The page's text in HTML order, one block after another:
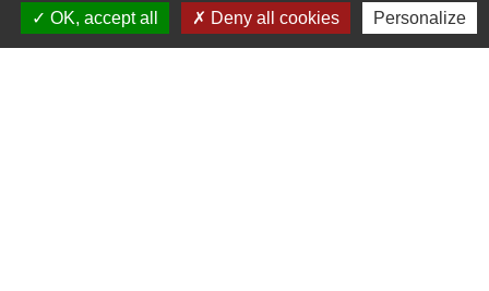
OK, accept all
Deny all cookies Personalize